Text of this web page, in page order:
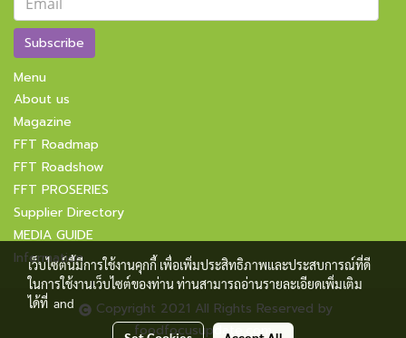
Subscribe
Menu
About us
Magazine
FFT Roadmap
FFT Roadshow
FFT PROSERIES
Supplier Directory
MEDIA GUIDE
Information
Copyright 2021 All Rights Reserved by
foodfocusupdate.com
เว็บไซต์นี้มีการใช้งานคุกกี้ เพื่อเพิ่มประสิทธิภาพและประสบการณ์ที่ดี
ในการใช้งานเว็บไซต์ของท่าน ท่านสามารถอ่านรายละเอียดเพิ่มเติม
ได้ที่ and